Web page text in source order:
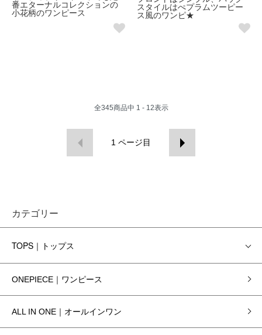
番エターナルコレクションの
小花柄のワンピース
スタイルはぺプラムツーピー
ス風のワンピ★
全345商品中 1 - 12表示
1 ページ目
カテゴリー
TOPS｜トップス
ONEPIECE｜ワンピース
ALL IN ONE｜オールインワン